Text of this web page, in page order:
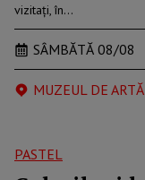
vizitați, în…
SÂMBĂTĂ 08/08
MUZEUL DE
PASTEL